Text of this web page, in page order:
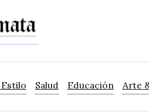
Salud Educación Arte